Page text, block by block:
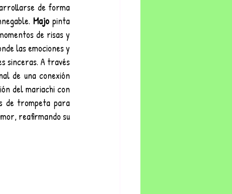
de forma
Majo pinta
de risas y
las emociones y
sinceras. A través
de una conexión
del mariachi con
de trompeta para
reafirmando su